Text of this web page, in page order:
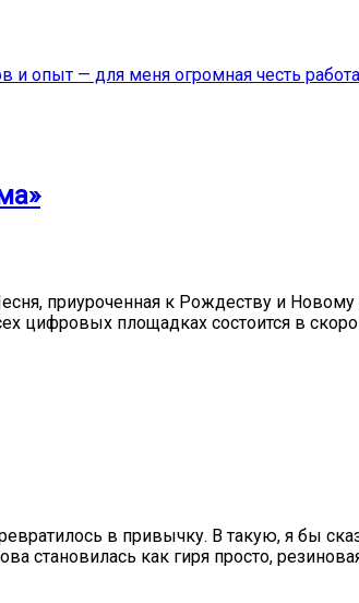
и опыт — для меня огромная честь
приуроченная к Рождеству и Новому
цифровых площадках состоится в
в привычку. В такую, я бы
становилась как гиря просто,